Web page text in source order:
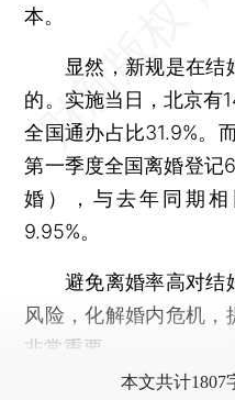
本。
显然，新规是在结
的。实施当日，北京有
全国通办占比31.9%。
第一季度全国离婚登记
婚），与去年同期
9.95%。
避免离婚率高对结
风险，化解婚内危机
非常重要。
本文共计1807